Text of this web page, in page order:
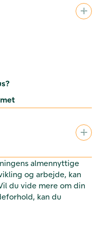
almennyttige
og arbejde, kan
du vide mere om din
kan du